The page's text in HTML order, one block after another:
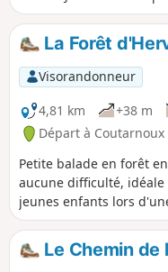
l'ancien vicinal. Le
fond du méandre et
Semois. Depuis Bohan,
(passage par le lieu-dit
Membre. Possibilités de
promenade.
La Forêt
Visorandonneur
4,81 km
+38 m
Départ à Coutarnoux
Petite balade en forêt
aucune difficulté,
jeunes enfants lors
admirer toutes sortes
majestueux. Attention
Le Chemin de